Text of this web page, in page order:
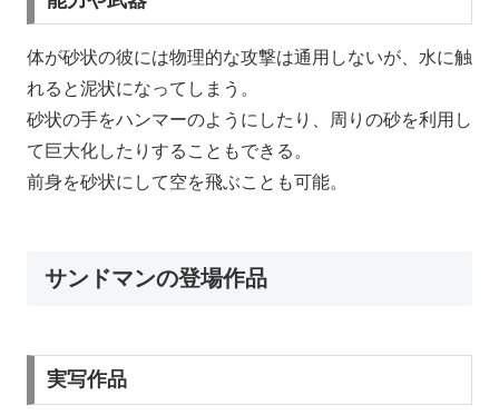
体が砂状の彼には物理的な攻撃は通用しないが、水に触
れると泥状になってしまう。
砂状の手をハンマーのようにしたり、周りの砂を利用し
て巨大化したりすることもできる。
前身を砂状にして空を飛ぶことも可能。
サンドマンの登場作品
実写作品